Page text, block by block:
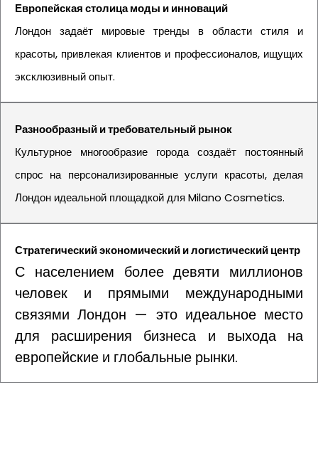
Европейская столица моды и инноваций
Лондон задаёт мировые тренды в области стиля и
красоты, привлекая клиентов и профессионалов, ищущих
эксклюзивный опыт.
Разнообразный и требовательный рынок
Культурное многообразие города создаёт постоянный
спрос на персонализированные услуги красоты, делая
Лондон идеальной площадкой для Milano Cosmetics.
Стратегический экономический и логистический центр
С населением более девяти миллионов
человек и прямыми международными
связями Лондон — это идеальное место
для расширения бизнеса и выхода на
европейские и глобальные рынки.